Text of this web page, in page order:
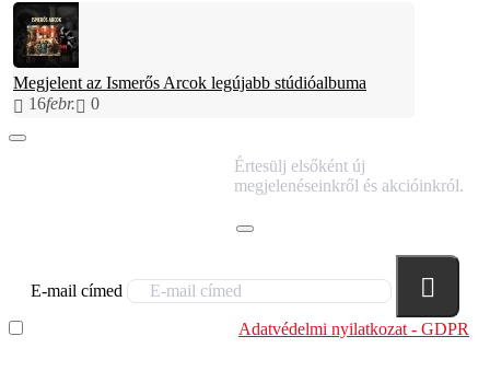
Megjelent az Ismerős Arcok legújabb stúdióalbuma
16febr. 0
Értesülj elsőként új
megjelenéseinkről és akcióinkról.
E-mail címed
Adatvédelmi nyilatkozat - GDPR